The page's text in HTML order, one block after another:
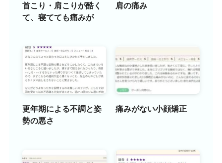
首こり・肩こりが酷く
て、寝てても痛みが
肩の痛み
更年期による不調と姿
勢の悪さ
痛みがない小顔矯正